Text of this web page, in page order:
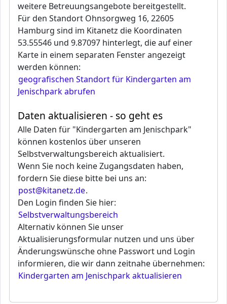
weitere Betreuungsangebote bereitgestellt.
Für den Standort Ohnsorgweg 16, 22605
Hamburg sind im Kitanetz die Koordinaten
53.55546 und 9.87097 hinterlegt, die auf einer
Karte in einem separaten Fenster angezeigt
werden können:
geografischen Standort für Kindergarten am
Jenischpark abrufen
Daten aktualisieren - so geht es
Alle Daten für "Kindergarten am Jenischpark"
können kostenlos über unseren
Selbstverwaltungsbereich aktualisiert.
Wenn Sie noch keine Zugangsdaten haben,
fordern Sie diese bitte bei uns an:
post@kitanetz.de.
Den Login finden Sie hier:
Selbstverwaltungsbereich
Alternativ können Sie unser
Aktualisierungsformular nutzen und uns über
Änderungswünsche ohne Passwort und Login
informieren, die wir dann zeitnahe übernehmen:
Kindergarten am Jenischpark aktualisieren